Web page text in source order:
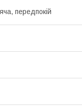
передпокій